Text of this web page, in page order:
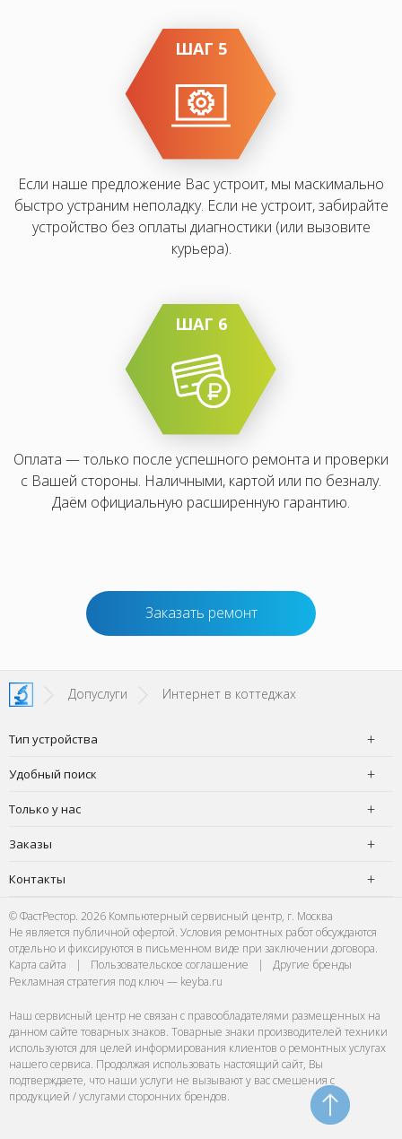
ШАГ 5
Если наше предложение Вас устроит, мы маскимально
быстро устраним неполадку. Если не устроит, забирайте
устройство без оплаты диагностики (или вызовите
курьера).
ШАГ 6
Оплата — только после успешного ремонта и проверки
с Вашей стороны. Наличными, картой или по безналу.
Даём официальную расширенную гарантию.
Заказать ремонт
Допуслуги Интернет в коттеджах
Тип устройства
Удобный поиск
Только у нас
Заказы
Контакты
© ФастРестор. 2026 Компьютерный сервисный центр, г. Москва
Не является публичной офертой. Условия ремонтных работ обсуждаются
отдельно и фиксируются в письменном виде при заключении договора.
Карта сайта
| Пользовательское соглашение |
Другие бренды
Рекламная стратегия под ключ — keyba.ru
Наш сервисный центр не связан с правообладателями размещенных на
данном сайте товарных знаков. Товарные знаки производителей техники
используются для целей информирования клиентов о ремонтных услугах
нашего сервиса. Продолжая использовать настоящий сайт, Вы
подтверждаете, что наши услуги не вызывают у вас смешения с
продукцией / услугами сторонних брендов.